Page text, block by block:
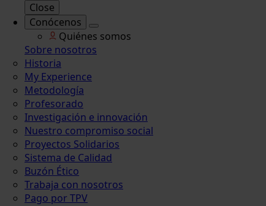
Close
Conócenos
Quiénes somos
Sobre nosotros
Historia
My Experience
Metodología
Profesorado
Investigación e innovación
Nuestro compromiso social
Proyectos Solidarios
Sistema de Calidad
Buzón Ético
Trabaja con nosotros
Pago por TPV